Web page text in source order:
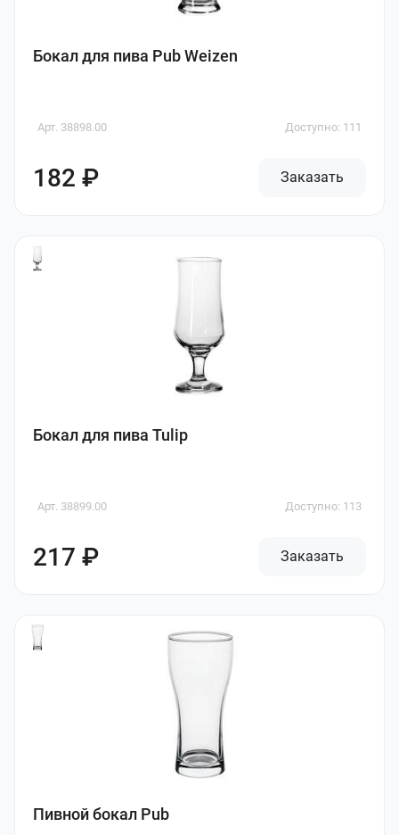
Бокал для пива Pub Weizen
Арт. 38898.00 Доступно: 111
182 ₽ Заказать
Бокал для пива Tulip
Арт. 38899.00 Доступно: 113
217 ₽ Заказать
Пивной бокал Pub